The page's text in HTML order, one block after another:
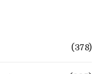
(378)